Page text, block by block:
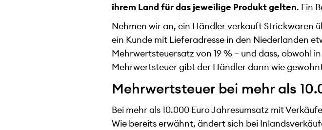
ihrem Land für das jeweilige Produkt gelten. Ein
Nehmen wir an, ein Händler verkauft Strickwaren
ein Kunde mit Lieferadresse in den Niederlanden
Mehrwertsteuersatz von 19 % – und dass, obwohl
Mehrwertsteuer gibt der Händler dann wie
Mehrwertsteuer bei mehr als
Bei mehr als 10.000 Euro Jahresumsatz mit
Wie bereits erwähnt, ändert sich bei